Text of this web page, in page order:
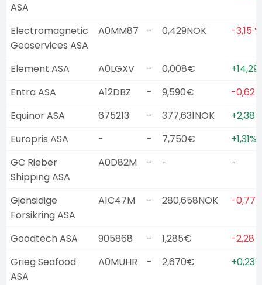
ASA
Electromagnetic
Geoservices ASA
A0MM87 - 0,429NOK -3,15 %
Element ASA A0LGXV - 0,008€
Entra ASA
A12DBZ - 9,590€
-0,62
Equinor ASA
675213 - 377,631NOK
+2,38
Europris ASA
- - 7,750€
+1,31%
GC Rieber
Shipping ASA
A0D82M - - -
Gjensidige
Forsikring ASA
A1C47M - 280,658NOK -0,77
Goodtech ASA 905868 - 1,285€
-2,28
Grieg Seafood
ASA
A0MUHR - 2,670€ +0,23%